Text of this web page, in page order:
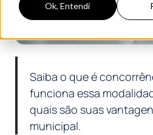
Ok, Entendi
Saiba o que é
funciona essa
quais são suas
municipal.